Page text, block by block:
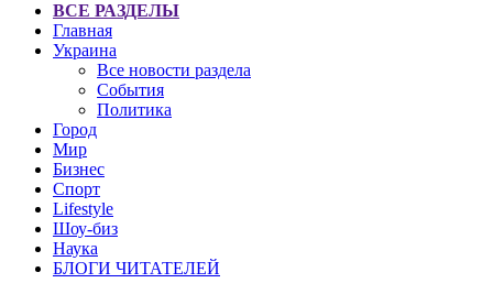
ВСЕ РАЗДЕЛЫ
Главная
Украина
Все новости раздела
События
Политика
Город
Мир
Бизнес
Спорт
Lifestyle
Шоу-биз
Наука
БЛОГИ ЧИТАТЕЛЕЙ